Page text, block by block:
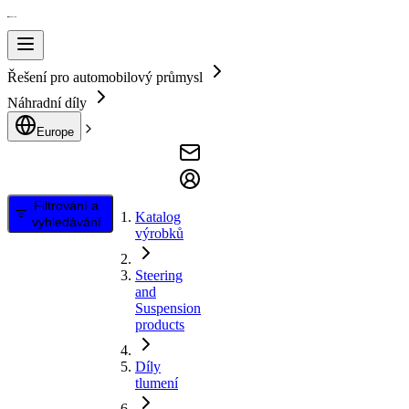
Řešení pro automobilový průmysl
Náhradní díly
Europe
Filtrování a
vyhledávání
Katalog
výrobků
Steering
and
Suspension
products
Díly
tlumení